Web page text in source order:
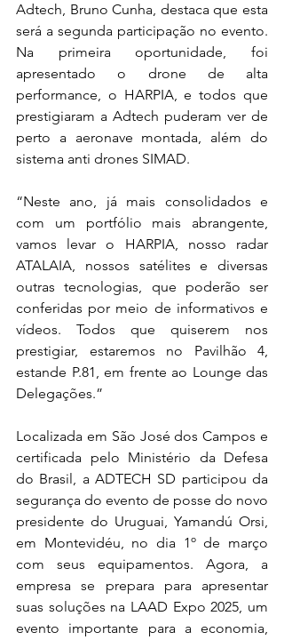
Adtech, Bruno Cunha, destaca que esta
será a segunda participação no evento.
Na primeira oportunidade, foi
apresentado o drone de alta
performance, o HARPIA, e todos que
prestigiaram a Adtech puderam ver de
perto a aeronave montada, além do
sistema anti drones SIMAD.
“Neste ano, já mais consolidados e
com um portfólio mais abrangente,
vamos levar o HARPIA, nosso radar
ATALAIA, nossos satélites e diversas
outras tecnologias, que poderão ser
conferidas por meio de informativos e
vídeos. Todos que quiserem nos
prestigiar, estaremos no Pavilhão 4,
estande P.81, em frente ao Lounge das
Delegações.”
Localizada em São José dos Campos e
certificada pelo Ministério da Defesa
do Brasil, a ADTECH SD participou da
segurança do evento de posse do novo
presidente do Uruguai, Yamandú Orsi,
em Montevidéu, no dia 1º de março
com seus equipamentos. Agora, a
empresa se prepara para apresentar
suas soluções na LAAD Expo 2025, um
evento importante para a economia,